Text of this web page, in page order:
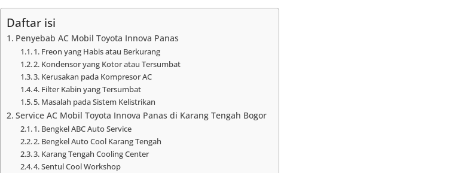
Daftar isi
Penyebab AC Mobil Toyota Innova Panas
1. Freon yang Habis atau Berkurang
2. Kondensor yang Kotor atau Tersumbat
3. Kerusakan pada Kompresor AC
4. Filter Kabin yang Tersumbat
5. Masalah pada Sistem Kelistrikan
Service AC Mobil Toyota Innova Panas di Karang Tengah Bogor
1. Bengkel ABC Auto Service
2. Bengkel Auto Cool Karang Tengah
3. Karang Tengah Cooling Center
4. Sentul Cool Workshop